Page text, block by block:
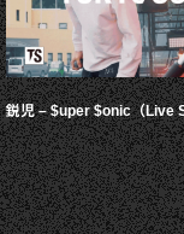
鋭児 – $uper $onic（Live